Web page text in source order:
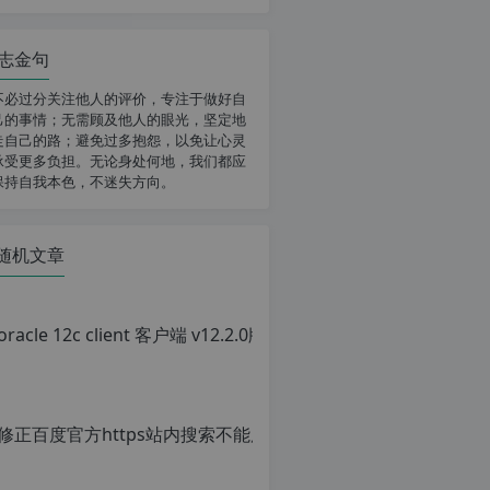
金句
必过分关注他人的评价，专注于做好自
的事情；无需顾及他人的眼光，坚定地
自己的路；避免过多抱怨，以免让心灵
受更多负担。无论身处何地，我们都应
持自我本色，不迷失方向。
机文章